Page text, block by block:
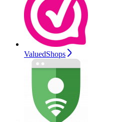
ValuedShops